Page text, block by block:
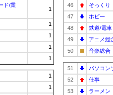
ド/業
1
1
1
1
1
1
1
46 そっくり
47
ホビー
48
鉄道/電車
49
アニメ総
50
音楽総合
51 パソコン
52
仕事
53
ラーメン